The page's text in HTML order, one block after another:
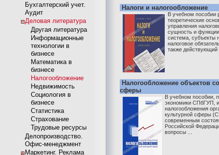
Бухгалтерский учет.
Аудит
Деловая литература
Другая литература
Информационные
технологии в
бизнесе
Математика в
бизнесе
Налогообложение
Недвижимость
Социология в
бизнесе
Статистика
Страхование
Трудовые ресурсы
Делопроизводство.
Офис-менеджмент
Маркетинг. Реклама
Налоги и налогообложение
В учебном пособии
теоретические
управления
сущность и
система, субъекты
налоговое
также
Налогообложение объектов
сферы
В учебном пособии,
экономики СПбГУП,
налогообложения
культурной сферы
современным
Российской
вопросы ...